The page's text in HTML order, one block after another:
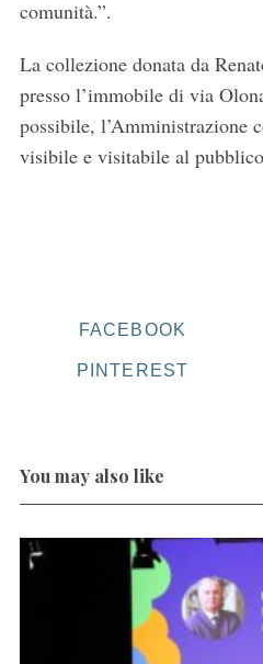
comunità.”.
La collezione donata da
presso l’immobile di via
possibile, l’Amministrazione
visibile e visitabile al
FACEBOOK
PINTEREST
You may also like